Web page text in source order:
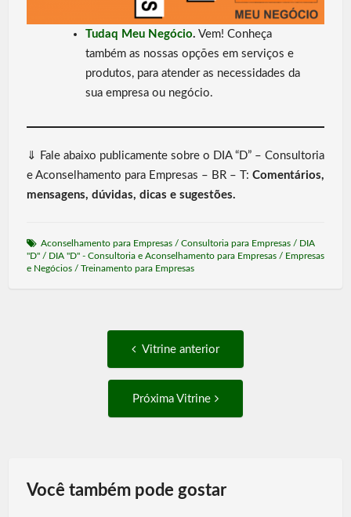
Tudaq Meu Negócio. Vem! Conheça
também as nossas opções em serviços e
produtos, para atender as necessidades da
sua empresa ou negócio.
⇓ Fale abaixo publicamente sobre o DIA “D” – Consultoria
e Aconselhamento para Empresas – BR – T: Comentários,
mensagens, dúvidas, dicas e sugestões.
Aconselhamento para Empresas/ Consultoria para Empresas/ DIA
"D"/ DIA "D" - Consultoria e Aconselhamento para Empresas/ Empresas
e Negócios/ Treinamento para Empresas
navigation
Vitrine anterior
Próxima Vitrine
Você também pode gostar